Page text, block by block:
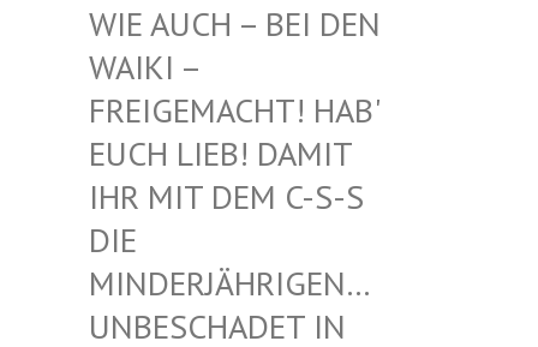
E AUCH – BEI DEN WA
IKI – FR
EIGEMACHT! HAB' EU
CH LIEB! DAMIT IH
R MIT DEM C-S-S DI
E MI
NDERJÄHRIGEN… UN
BESCHADET IN RU